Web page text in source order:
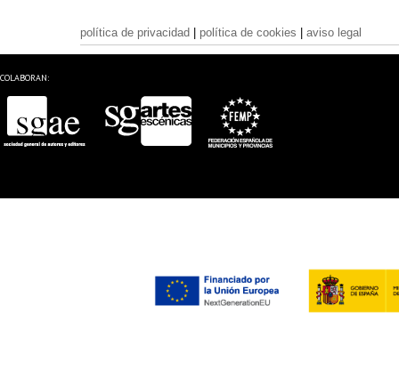
política de privacidad política de cookies aviso legal
COLABORAN: